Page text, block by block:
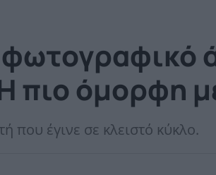
πιο όμορφη
που έγινε σε κλειστό κύκλο.